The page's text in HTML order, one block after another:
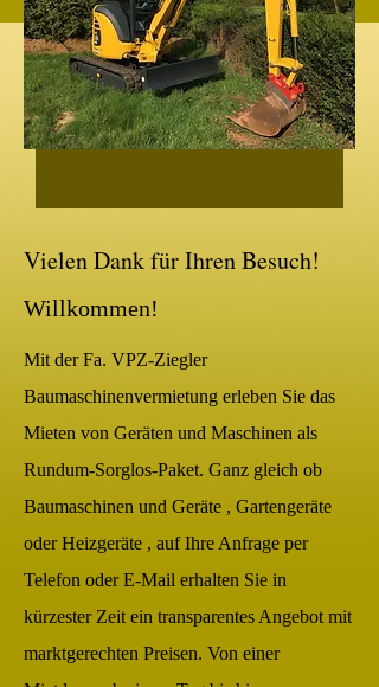
Vielen Dank für Ihren Besuch!
Willkommen!
Mit der Fa. VPZ-Ziegler
Baumaschinenvermietung erleben Sie das
Mieten von Geräten und Maschinen als
Rundum-Sorglos-Paket. Ganz gleich ob
Baumaschinen und Geräte , Gartengeräte
oder Heizgeräte , auf Ihre Anfrage per
Telefon oder E-Mail erhalten Sie in
kürzester Zeit ein transparentes Angebot mit
marktgerechten Preisen. Von einer